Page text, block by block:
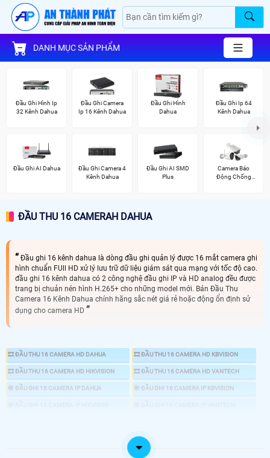
DANH MỤC SẢN PHẨM
Đầu Ghi Hình Ip
32 Kênh Dahua
Đầu Ghi Camera
Ip 16 Kênh Dahua
Đầu Ghi Hình
Dahua
Đầu Ghi Ip 64
Kênh Dahua
Đầu Ghi AI Dahua
Đầu Ghi Camera 4
Kênh Dahua
Đầu Ghi AI SMD
Plus
Camera Báo
Động Chống
ĐẦU THU 16 CAMERAH DAHUA
Đầu ghi 16 kênh dahua là dòng đầu ghi quản lý được 16 mắt camera ghi
hình chuẩn FUll HD xử lý lưu trữ dữ liệu giám sát qua mạng với tốc độ cao.
đầu ghi 16 kênh dahua có 2 công nghệ đầu ghi IP và HD analog đều được
trang bị chuản nén hình H.265+ cho những model mới. Bán Đầu Thu
Camera 16 Kênh Dahua chính hãng sắc nét giá rẻ hoặc động ổn định sử
dụng cho camera HD
🎞 ĐẦU THU 16 CAMERA HD DAHUA 🎞 ĐẦU THU 16 CAMERA HD KBVISION
🎞 ĐẦU THU 16 CAMERA HD HIKVISION 🎞 ĐẦU THU 16 CAMERA HD VANTECH
📇 ĐẦU GHI 16 CAMERA IP DAHUA 📇 ĐẦU GHI 16 CAMERA IP KBVISION